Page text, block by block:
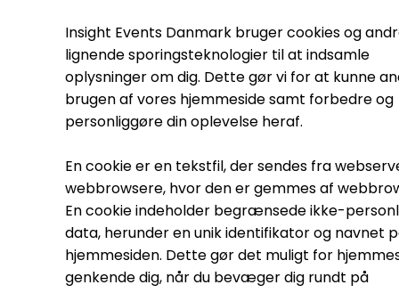
Insight Events Danmark bruger cookies og
lignende sporingsteknologier til at indsamle
oplysninger om dig. Dette gør vi for at kunne
brugen af vores hjemmeside samt forbedre og
personliggøre din oplevelse heraf.
En cookie er en tekstfil, der sendes fra
webbrowsere, hvor den er gemmes af
En cookie indeholder begrænsede ikke-
data, herunder en unik identifikator og navnet
hjemmesiden. Dette gør det muligt for
genkende dig, når du bevæger dig rundt på